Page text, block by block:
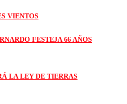
VIENTOS
FESTEJA 66 AÑOS
LA LEY DE TIERRAS